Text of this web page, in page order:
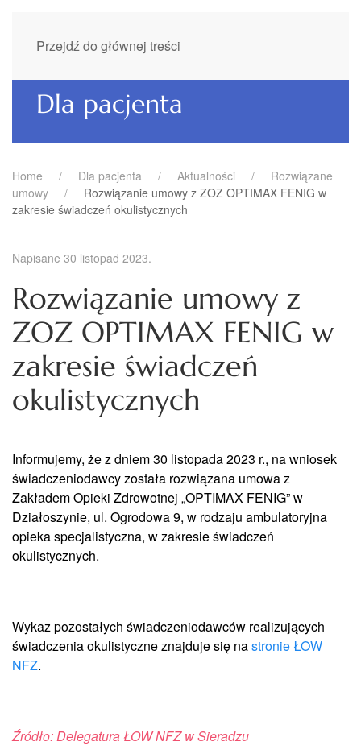
Przejdź do głównej treści
Dla pacjenta
Home Dla pacjenta Aktualności
Rozwiązane
umowy
Rozwiązanie umowy z ZOZ OPTIMAX FENIG w
zakresie świadczeń okulistycznych
Napisane 30 listopad 2023.
Rozwiązanie umowy z
ZOZ OPTIMAX FENIG w
zakresie świadczeń
okulistycznych
Informujemy, że z dniem 30 listopada 2023 r., na wniosek
świadczeniodawcy została rozwiązana umowa z
Zakładem Opieki Zdrowotnej „OPTIMAX FENIG” w
Działoszynie, ul. Ogrodowa 9, w rodzaju ambulatoryjna
opieka specjalistyczna, w zakresie świadczeń
okulistycznych.
Wykaz pozostałych świadczeniodawców realizujących
świadczenia okulistyczne znajduje się nastronie ŁOW
NFZ.
Źródło: Delegatura ŁOW NFZ w Sieradzu